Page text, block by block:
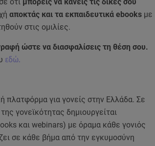
αποκτάς και τα εκπαιδευτικά ebooksμε
στις ομιλίες.
ώστε να διασφαλίσεις τη θέση σου.
εδώ.
πλατφόρμα για γονείς στην Ελλάδα. Σε
γονεϊκότητας δημιουργείται
και webinars) με όραμα κάθε γονιός
σε κάθε βήμα από την εγκυμοσύνη